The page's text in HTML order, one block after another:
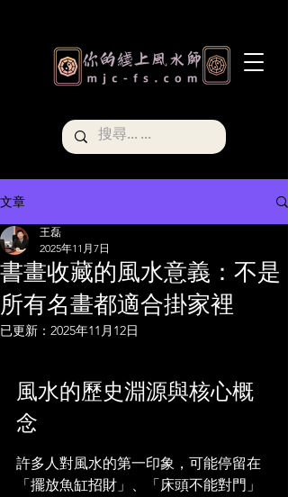
文章
書畫收藏的風水意義：不是
所有名畫都適合掛家裡
王磊
2025年11月7日
已更新： 2025年11月12日
風水的歷史淵源與核心概
念
許多人對風水的第一印象，可能停留在
「擺放魚缸招財」、「床頭不能對門」